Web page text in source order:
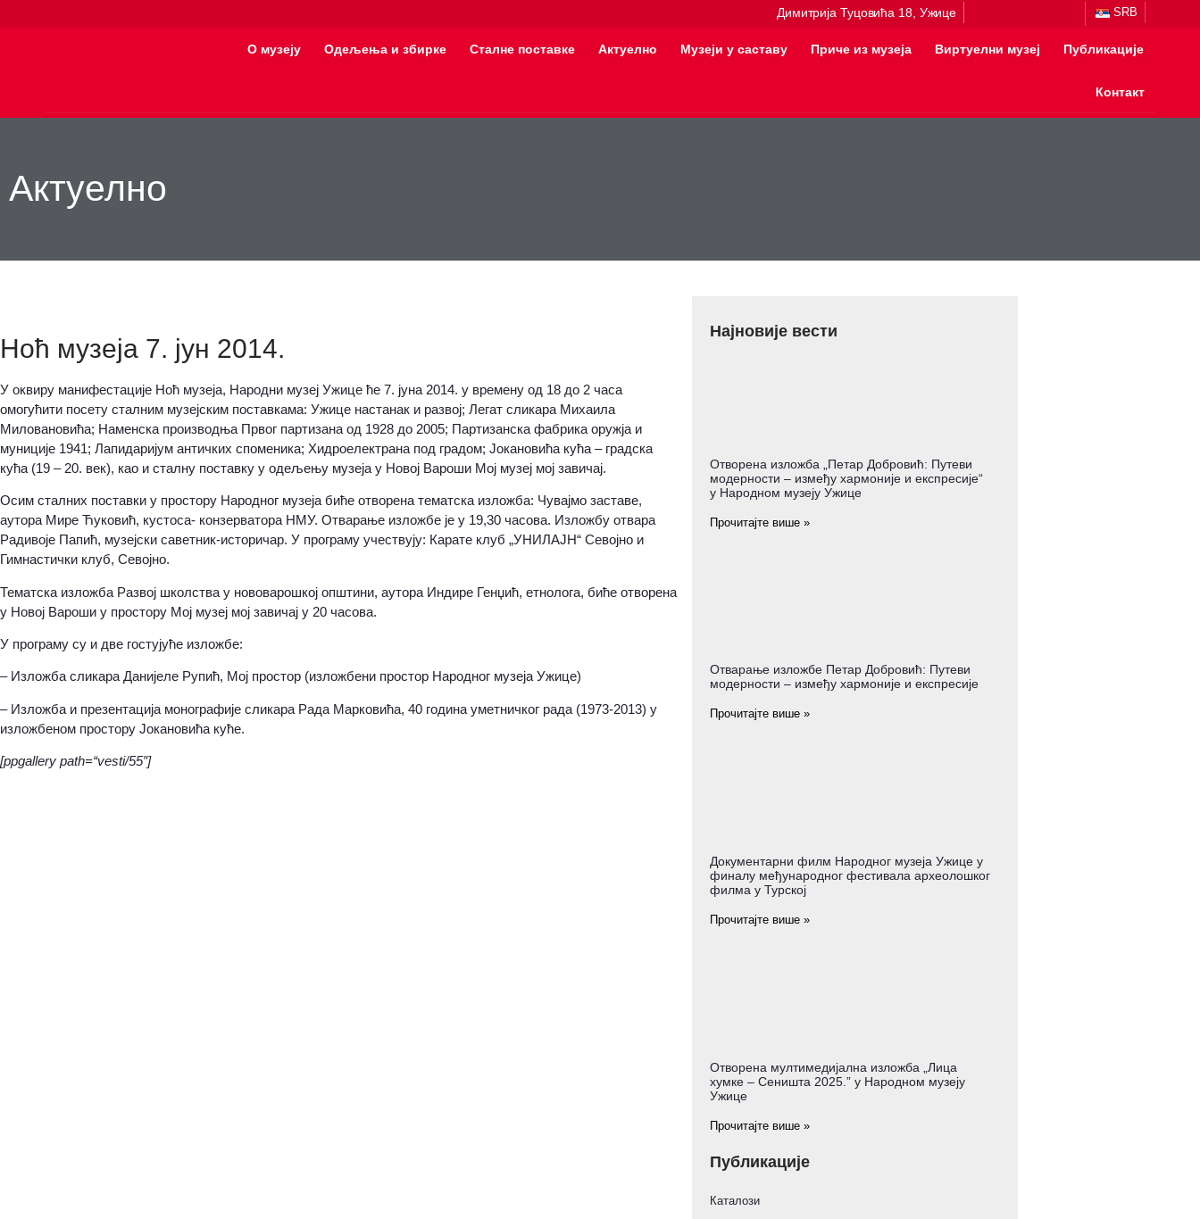
Димитрија Туцовића 18, Ужице SRB
О музеју Одељења и збирке Сталне поставке Актуелно Музеји у саставу Приче из музеја Виртуелни музеј Публикације
Контакт
Актуелно
Ноћ музеја 7. јун 2014.
У оквиру манифестације Ноћ музеја, Народни музеј Ужице ће 7. јуна 2014. у времену од 18 до 2 часа
омогућити посету сталним музејским поставкама: Ужице настанак и развој; Легат сликара Михаила
Миловановића; Наменска производња Првог партизана од 1928 до 2005; Партизанска фабрика оружја и
муниције 1941; Лапидаријум античких споменика; Хидроелектрана под градом; Јокановића кућа – градска
кућа (19 – 20. век), као и сталну поставку у одељењу музеја у Новој Вароши Мој музеј мој завичај.
Осим сталних поставки у простору Народног музеја биће отворена тематска изложба: Чувајмо заставе,
аутора Мире Ћуковић, кустоса- конзерватора НМУ. Отварање изложбе је у 19,30 часова. Изложбу отвара
Радивоје Папић, музејски саветник-историчар. У програму учествују: Карате клуб „УНИЛАЈН“ Севојно и
Гимнастички клуб, Севојно.
Тематска изложба Развој школства у нововарошкој општини, аутора Индире Генџић, етнолога, биће отворена
у Новој Вароши у простору Мој музеј мој завичај у 20 часова.
У програму су и две гостујуће изложбе:
– Изложба сликара Данијеле Рупић, Мој простор (изложбени простор Народног музеја Ужице)
– Изложба и презентација монографије сликара Рада Марковића, 40 година уметничког рада (1973-2013) у
изложбеном простору Јокановића куће.
[ppgallery path=“vesti/55″]
Најновије вести
Отворена изложба „Петар Добровић: Путеви
модерности – између хармоније и експресије“
у Народном музеју Ужице
Прочитајте више »
Отварање изложбе Петар Добровић: Путеви
модерности – између хармоније и експресије
Прочитајте више »
Документарни филм Народног музеја Ужице у
финалу међународног фестивала археолошког
филма у Турској
Прочитајте више »
Отворена мултимедијална изложба „Лица
хумке – Сеништа 2025.” у Народном музеју
Ужице
Прочитајте више »
Публикације
Каталози